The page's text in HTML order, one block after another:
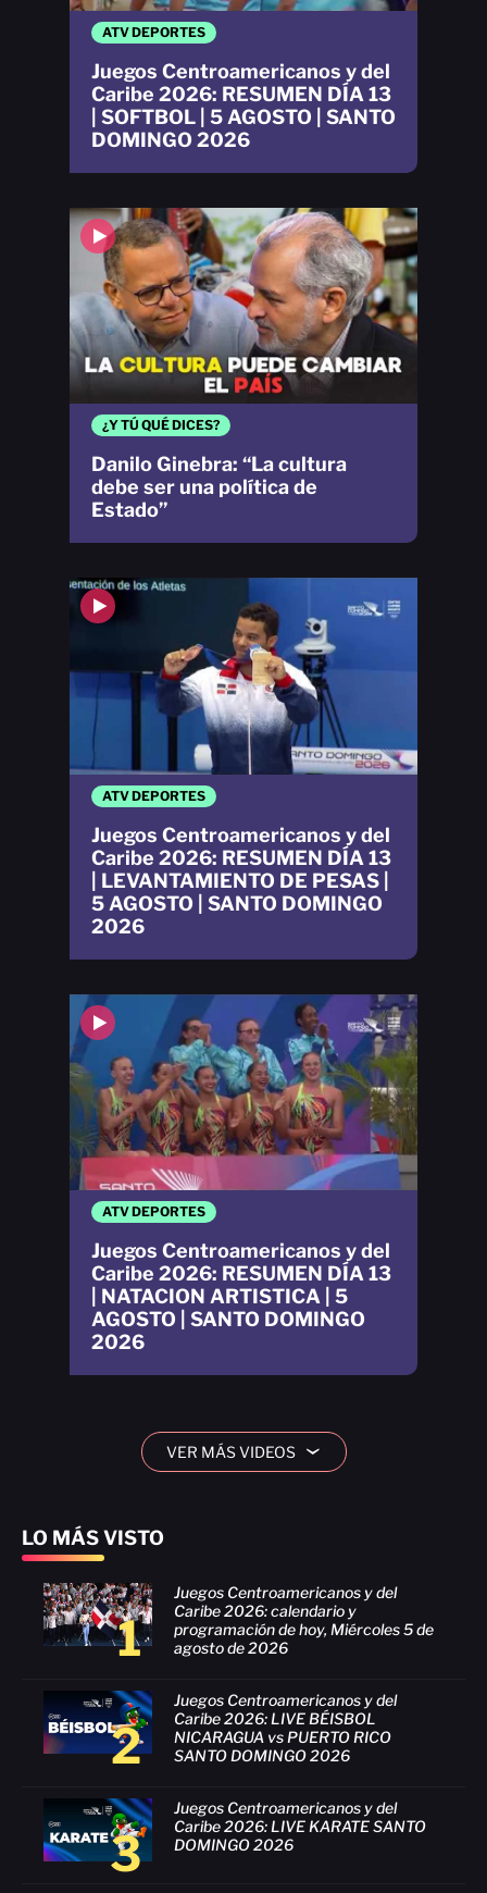
LO MÁS VISTO
1
Juegos Centroamericanos y del
Caribe 2026: calendario y
programación de hoy, Miércoles 5 de
agosto de 2026
2
Juegos Centroamericanos y del
Caribe 2026: LIVE BÉISBOL
NICARAGUA vs PUERTO RICO
SANTO DOMINGO 2026
3
Juegos Centroamericanos y del
Caribe 2026: LIVE KARATE SANTO
DOMINGO 2026
ATV DEPORTES
Juegos Centroamericanos y del
Caribe 2026: RESUMEN DÍA 13
| SOFTBOL | 5 AGOSTO | SANTO
DOMINGO 2026
ATV DEPORTES
Juegos Centroamericanos y del
Caribe 2026: RESUMEN DÍA 13
| NATACION ARTISTICA | 5
AGOSTO | SANTO DOMINGO
2026
ATV DEPORTES
Juegos Centroamericanos y del
Caribe 2026: RESUMEN DÍA 13
| LEVANTAMIENTO DE PESAS |
5 AGOSTO | SANTO DOMINGO
2026
¿Y TÚ QUÉ DICES?
Danilo Ginebra: “La cultura
debe ser una política de
Estado”
VER MÁS VIDEOS ›